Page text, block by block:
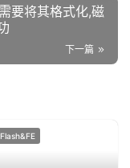
要将其格式化,磁
下一篇